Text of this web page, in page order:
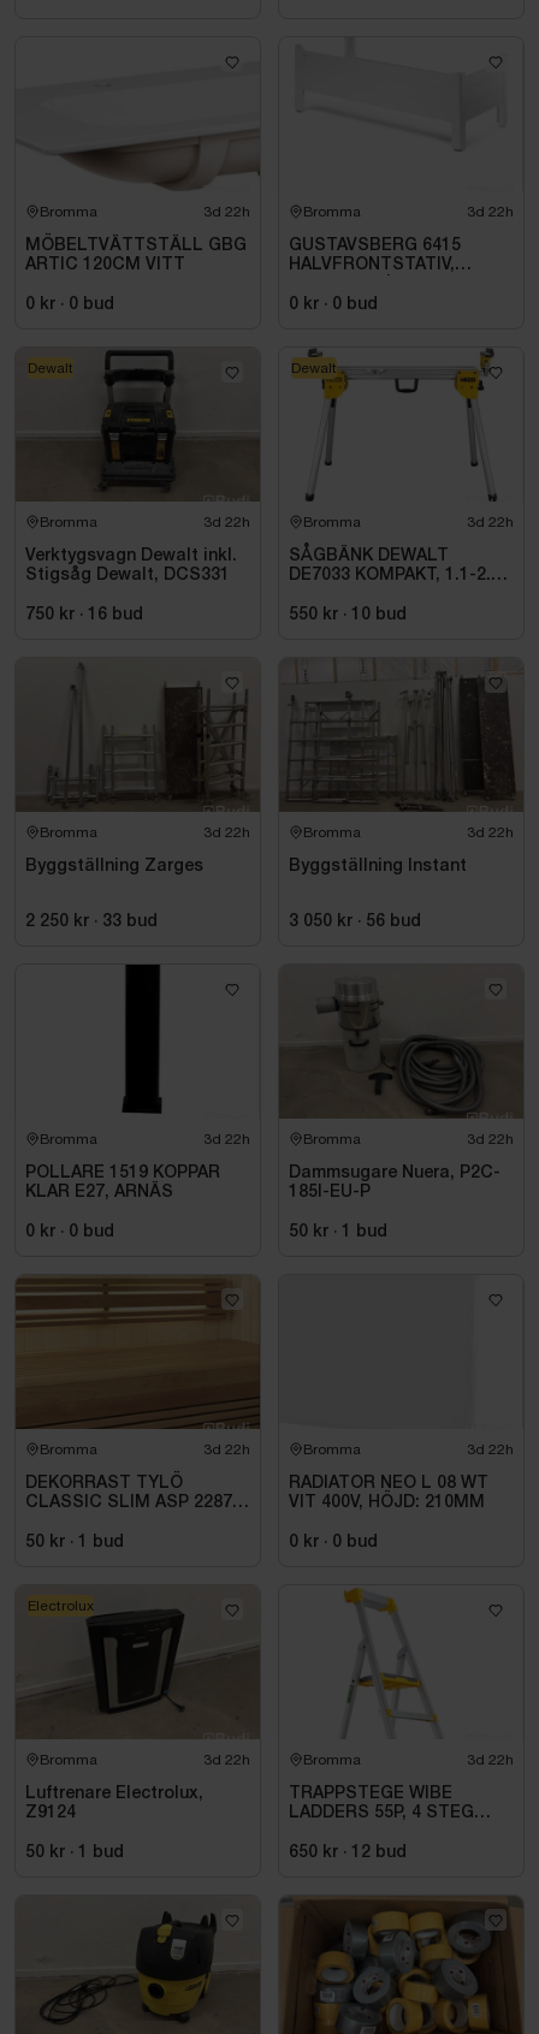
Bromma 3d 22h
MÖBELTVÄTTSTÄLL GBG
ARTIC 120CM VITT
0 kr · 0 bud
Bromma 3d 22h
GUSTAVSBERG 6415
HALVFRONTSTATIV,
GB2164150100
0 kr · 0 bud
Bromma 3d 22h
Verktygsvagn Dewalt inkl.
Stigsåg Dewalt, DCS331
750 kr · 16 bud
Dewalt
Bromma 3d 22h
SÅGBÄNK DEWALT
DE7033 KOMPAKT, 1.1-2.5
550 kr · 10 bud
Dewalt
Bromma 3d 22h
Byggställning Zarges
2 250 kr · 33 bud
Bromma 3d 22h
Byggställning Instant
3 050 kr · 56 bud
Bromma 3d 22h
POLLARE 1519 KOPPAR
KLAR E27, ARNÄS
0 kr · 0 bud
Bromma 3d 22h
Dammsugare Nuera, P2C-
185I-EU-P
50 kr · 1 bud
Bromma 3d 22h
DEKORRAST TYLÖ
CLASSIC SLIM ASP 2287
50 kr · 1 bud
Bromma 3d 22h
RADIATOR NEO L 08 WT
VIT 400V, HÖJD: 210MM
0 kr · 0 bud
Bromma 3d 22h
Luftrenare Electrolux,
Z9124
50 kr · 1 bud
Electrolux
Bromma 3d 22h
TRAPPSTEGE WIBE
LADDERS 55P, 4 STEG
650 kr · 12 bud